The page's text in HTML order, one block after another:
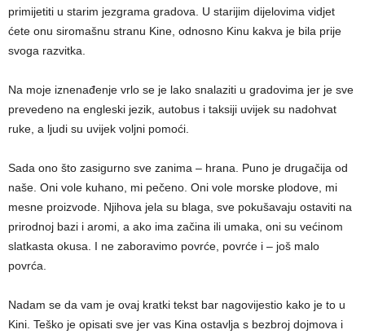
primijetiti u starim jezgrama gradova. U starijim dijelovima vidjet
ćete onu siromašnu stranu Kine, odnosno Kinu kakva je bila prije
svoga razvitka.
Na moje iznenađenje vrlo se je lako snalaziti u gradovima jer je sve
prevedeno na engleski jezik, autobus i taksiji uvijek su nadohvat
ruke, a ljudi su uvijek voljni pomoći.
Sada ono što zasigurno sve zanima – hrana. Puno je drugačija od
naše. Oni vole kuhano, mi pečeno. Oni vole morske plodove, mi
mesne proizvode. Njihova jela su blaga, sve pokušavaju ostaviti na
prirodnoj bazi i aromi, a ako ima začina ili umaka, oni su većinom
slatkasta okusa. I ne zaboravimo povrće, povrće i – još malo
povrća.
Nadam se da vam je ovaj kratki tekst bar nagovijestio kako je to u
Kini. Teško je opisati sve jer vas Kina ostavlja s bezbroj dojmova i